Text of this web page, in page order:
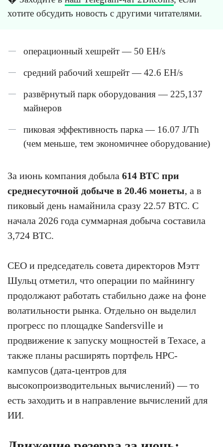
хотите обсудить новость с другими читателями.
операционный хешрейт — 50 EH/s
средний рабочий хешрейт — 42.6 EH/s
развёрнутый парк оборудования — 225,137
майнеров
пиковая эффективность парка — 16.07 J/Th
(чем меньше, тем экономичнее оборудование)
За июнь компания добыла 614 BTC при
среднесуточной добыче в 20.46 монеты, а в
пиковый день намайнила сразу 22.57 BTC. С
начала 2026 года суммарная добыча составила
3,724 BTC.
CEO и председатель совета директоров Мэтт
Шульц отметил, что операции по майнингу
продолжают работать стабильно даже на фоне
волатильности рынка. Отдельно он выделил
прогресс по площадке Sandersville и
продвижение к запуску мощностей в Техасе, а
также планы расширять портфель HPC-
кампусов (дата-центров для
высокопроизводительных вычислений) — то
есть заходить и в направление вычислений для
ИИ.